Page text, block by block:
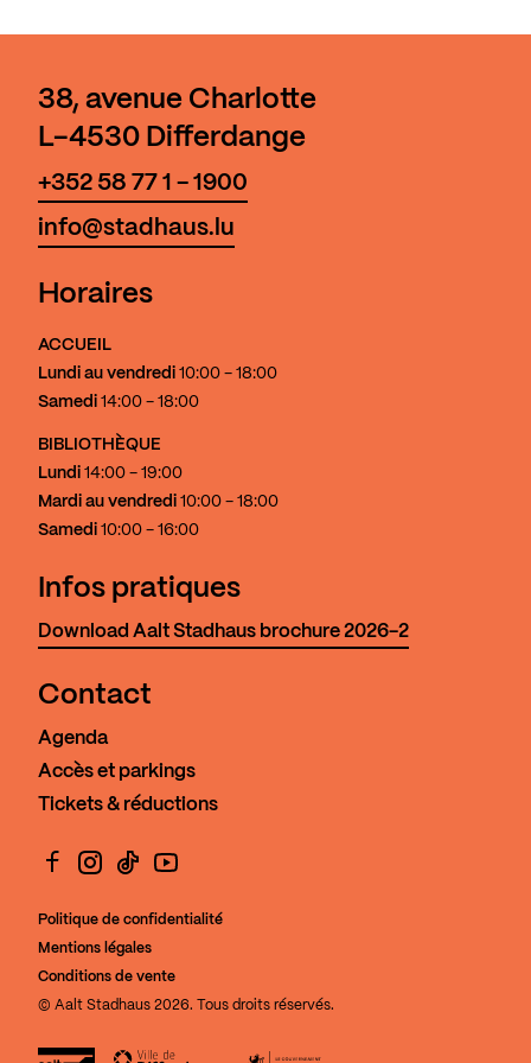
38, avenue Charlotte
L-4530 Differdange
+352 58 77 1 - 1900
info@stadhaus.lu
Horaires
ACCUEIL
Lundi au vendredi 10:00 - 18:00
Samedi 14:00 - 18:00
BIBLIOTHÈQUE
Lundi 14:00 - 19:00
Mardi au vendredi 10:00 - 18:00
Samedi 10:00 - 16:00
Infos pratiques
Download Aalt Stadhaus brochure 2026-2
Contact
Agenda
Accès et parkings
Tickets & réductions
Politique de confidentialité
Mentions légales
Conditions de vente
© Aalt Stadhaus 2026. Tous droits réservés.